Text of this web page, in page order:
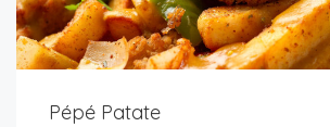
Pépé Patate